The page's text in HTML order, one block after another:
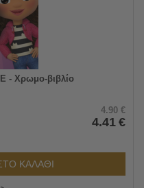
- Χρωμο-βιβλίο
4.90 €
4.41 €
ΚΑΛΑΘΙ